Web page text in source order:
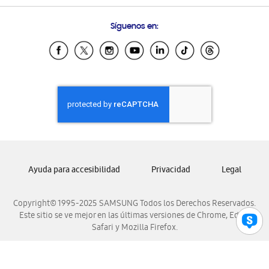
Samsung Ecuador
Samsung El Salvador
Samsung Honduras
Samsung Nicaragua
Samsung Panamá
Samsung Venezuela
Síguenos en:
Copyright© 1995-2025 SAMSUNG Todos los Derechos Reservados.
Este sitio se ve mejor en las últimas versiones de Chrome, Edge,
Safari y Mozilla Firefox.
Ayuda para accesibilidad Privacidad Legal